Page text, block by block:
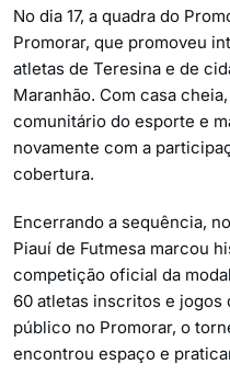
No dia 17, a quadra do
Promorar, que promoveu
atletas de Teresina e de
Maranhão. Com casa
comunitário do esporte e
novamente com a
cobertura.
Encerrando a sequência,
Piauí de Futmesa marcou
competição oficial da
60 atletas inscritos e jogos
público no Promorar, o
encontrou espaço e